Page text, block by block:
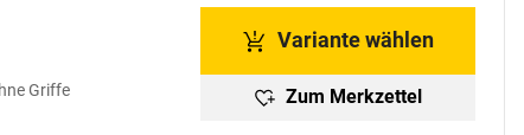
Griffe
Variante wählen
Zum Merkzettel